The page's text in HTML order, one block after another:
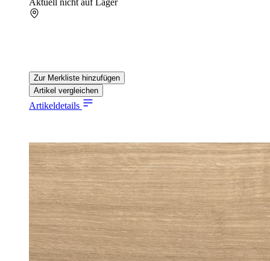
Aktuell nicht auf Lager
Zur Merkliste hinzufügen
Artikel vergleichen
Artikeldetails